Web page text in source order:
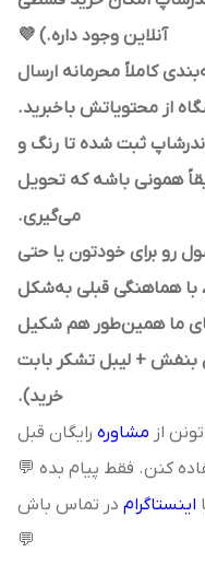
آنلاین وجود داره.) 💜
کاملاً محرمانه ارسال
از محتویاتش باخبرید.
ثبت شده تا رنگ و
همونی باشه که تحویل
می‌گیری.
رو برای خودتون یا حتی
با هماهنگی قبلی به‌شکل
ما همین‌طور هم شکیل
+ لیبل تشکر بابت
خرید).
از مشاوره رایگان قبل
کنن. فقط پیام بده 💬
اینستاگرام در تماس باش
💬